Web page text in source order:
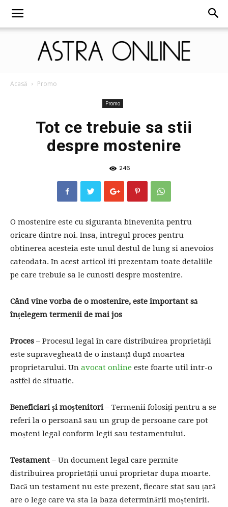
Online
Acasă Promo
Promo
Tot ce trebuie sa stii
despre mostenire
246
O mostenire este cu siguranta binevenita pentru
oricare dintre noi. Insa, intregul proces pentru
obtinerea acesteia este unul destul de lung si anevoios
cateodata. In acest articol iti prezentam toate detaliile
pe care trebuie sa le cunosti despre mostenire.
Când vine vorba de o mostenire, este important să
înțelegem termenii de mai jos
Proces – Procesul legal în care distribuirea proprietății
este supravegheată de o instanță după moartea
proprietarului. Un avocat online este foarte util intr-o
astfel de situatie.
Beneficiari și moștenitori– Termenii folosiți pentru a se
referi la o persoană sau un grup de persoane care pot
moșteni legal conform legii sau testamentului.
Testament – Un document legal care permite
distribuirea proprietății unui proprietar dupa moarte.
Dacă un testament nu este prezent, fiecare stat sau țară
are o lege care va sta la baza determinării moștenirii.